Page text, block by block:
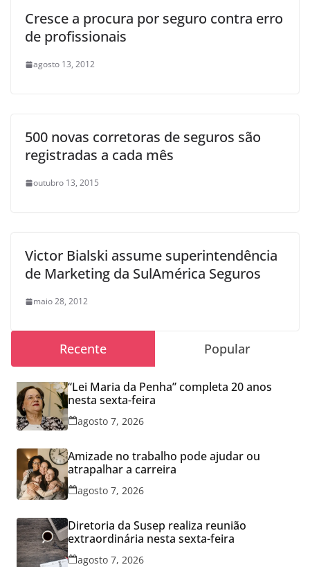
Cresce a procura por seguro contra erro
de profissionais
agosto 13, 2012
500 novas corretoras de seguros são
registradas a cada mês
outubro 13, 2015
Victor Bialski assume superintendência
de Marketing da SulAmérica Seguros
maio 28, 2012
Recente Popular
“Lei Maria da Penha” completa 20 anos
nesta sexta-feira
agosto 7, 2026
Amizade no trabalho pode ajudar ou
atrapalhar a carreira
agosto 7, 2026
Diretoria da Susep realiza reunião
extraordinária nesta sexta-feira
agosto 7, 2026